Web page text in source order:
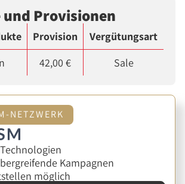
Provisionen
Provision
Vergütungsart
42,00 € Sale
NETZWERK
Kampagnen
möglich